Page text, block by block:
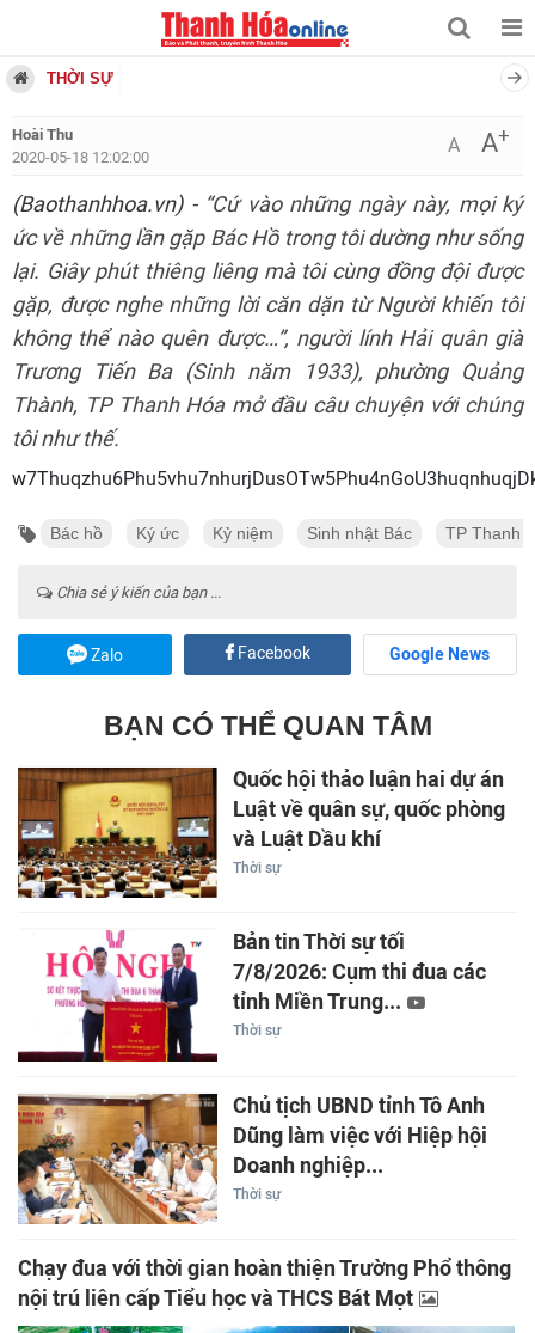
THỜI SỰ
Hoài Thu
2020-05-18 12:02:00
A A+
(Baothanhhoa.vn)- “Cứ vào những ngày này, mọi ký
ức về những lần gặp Bác Hồ trong tôi dường như sống
lại. Giây phút thiêng liêng mà tôi cùng đồng đội được
gặp, được nghe những lời căn dặn từ Người khiến tôi
không thể nào quên được…”, người lính Hải quân già
Trương Tiến Ba (Sinh năm 1933), phường Quảng
Thành, TP Thanh Hóa mở đầu câu chuyện với chúng
tôi như thế.
Bác hồ Ký ức Kỷ niệm Sinh nhật Bác TP Thanh
Chia sẻ ý kiến của bạn ...
Zalo Facebook Google News
BẠN CÓ THỂ QUAN TÂM
Quốc hội thảo luận hai dự án
Luật về quân sự, quốc phòng
và Luật Dầu khí
Thời sự
Bản tin Thời sự tối
7/8/2026: Cụm thi đua các
tỉnh Miền Trung...
Thời sự
Chủ tịch UBND tỉnh Tô Anh
Dũng làm việc với Hiệp hội
Doanh nghiệp...
Thời sự
Chạy đua với thời gian hoàn thiện Trường Phổ thông
nội trú liên cấp Tiểu học và THCS Bát Mọt